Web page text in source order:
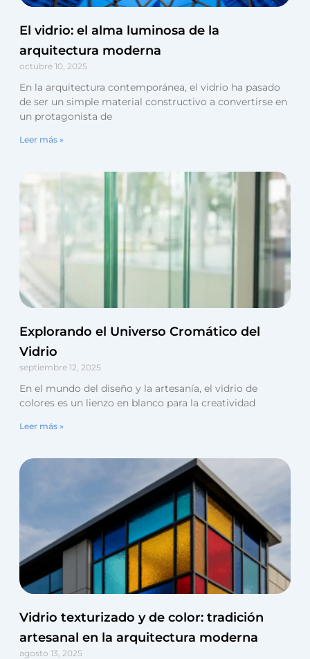
El vidrio: el alma luminosa de la
arquitectura moderna
octubre 10, 2025
En la arquitectura contemporánea, el vidrio ha pasado
de ser un simple material constructivo a convertirse en
un protagonista de
Leer más »
Explorando el Universo Cromático del
Vidrio
septiembre 12, 2025
En el mundo del diseño y la artesanía, el vidrio de
colores es un lienzo en blanco para la creatividad
Leer más »
Vidrio texturizado y de color: tradición
artesanal en la arquitectura moderna
agosto 13, 2025